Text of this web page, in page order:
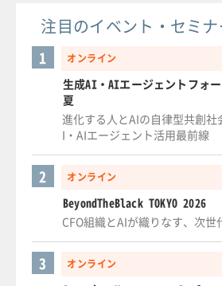
注目のイベント・セミ
オンライン
1
生成AI・AIエージェントフォ
夏
進化する人とAIの自律型共創社
I・AIエージェント活用最前線
オンライン
2
BeyondTheBlack TOKYO 2026
CFO組織とAIが織りなす、次世
オンライン
3